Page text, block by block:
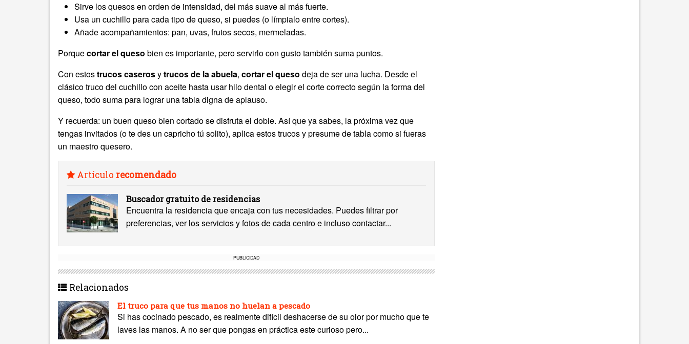
Sirve los quesos en orden de intensidad, del más suave al más fuerte.
Usa un cuchillo para cada tipo de queso, si puedes (o límpialo entre cortes).
Añade acompañamientos: pan, uvas, frutos secos, mermeladas.
Porquecortar el queso bien es importante, pero servirlo con gusto también suma puntos.
Con estostrucos caserosytrucos de la abuela, cortar el queso deja de ser una lucha. Desde el
clásico truco del cuchillo con aceite hasta usar hilo dental o elegir el corte correcto según la forma del
queso, todo suma para lograr una tabla digna de aplauso.
Y recuerda: un buen queso bien cortado se disfruta el doble. Así que ya sabes, la próxima vez que
tengas invitados (o te des un capricho tú solito), aplica estos trucos y presume de tabla como si fueras
un maestro quesero.
Artículo recomendado
Buscador gratuito de residencias
Encuentra la residencia que encaja con tus necesidades. Puedes filtrar por
preferencias, ver los servicios y fotos de cada centro e incluso contactar...
PUBLICIDAD
Relacionados
El truco para que tus manos no huelan a pescado
Si has cocinado pescado, es realmente difícil deshacerse de su olor por mucho que te
laves las manos. A no ser que pongas en práctica este curioso pero...